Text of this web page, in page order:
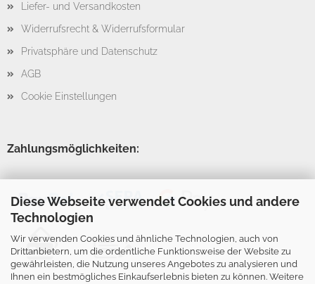
Diese Webseite verwendet Cookies und andere
Technologien
Wir verwenden Cookies und ähnliche Technologien, auch von
Drittanbietern, um die ordentliche Funktionsweise der Website zu
gewährleisten, die Nutzung unseres Angebotes zu analysieren und
Ihnen ein bestmögliches Einkaufserlebnis bieten zu können. Weitere
Liefer- und Versandkosten
Widerrufsrecht & Widerrufsformular
Privatsphäre und Datenschutz
AGB
Cookie Einstellungen
Zahlungsmöglichkeiten: